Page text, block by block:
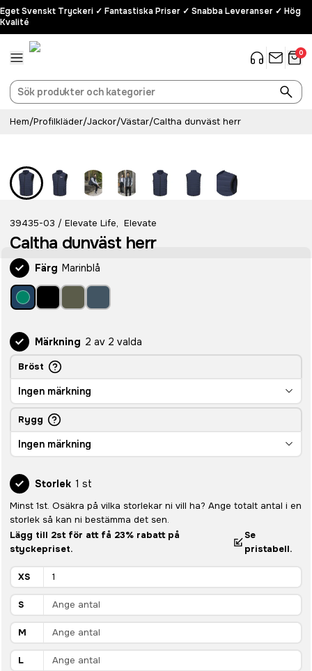
Eget Svenskt Tryckeri ✓ Fantastiska Priser ✓ Snabba Leveranser ✓ Hög
Kvalité
0
Hem/Profilkläder/Jackor/Västar/Caltha dunväst herr
39435-03 / Elevate Life, Elevate
Caltha dunväst herr
Färg Marinblå
Märkning 2 av 2 valda
Bröst
Ingen märkning
Rygg
Ingen märkning
Storlek 1 st
Minst 1st. Osäkra på vilka storlekar ni vill ha? Ange totalt antal i en
storlek så kan ni bestämma det sen.
Lägg till 2st för att få 23% rabatt på
styckepriset.
Se
pristabell.
XS
S
M
L